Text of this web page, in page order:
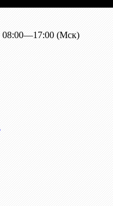
08:00—17:00 (Мск)